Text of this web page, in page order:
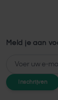
Meld je aan
E-mailadres
Inschrijven